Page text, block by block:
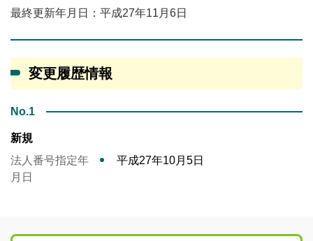
最終更新年月日：平成27年11月6日
変更履歴情報
No.1
新規
法人番号指定年
月日
平成27年10月5日